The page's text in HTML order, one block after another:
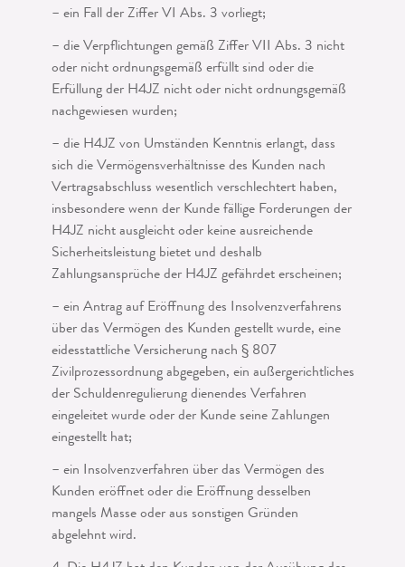
– ein Fall der Ziffer VI Abs. 3 vorliegt;
– die Verpflichtungen gemäß Ziffer VII Abs. 3 nicht
oder nicht ordnungsgemäß er­füllt sind oder die
Erfüllung der H4JZ nicht oder nicht ordnungsgemäß
nachgewie­sen wurden;
– die H4JZ von Umständen Kenntnis erlangt, dass
sich die Vermögensverhältnisse des Kunden nach
Vertragsabschluss wesentlich verschlechtert haben,
insbesondere wenn der Kunde fällige Forderungen der
H4JZ nicht ausgleicht oder keine ausrei­chende
Sicherheitsleistung bietet und deshalb
Zahlungsansprüche der H4JZ gefähr­det erscheinen;
– ein Antrag auf Eröffnung des Insolvenzverfahrens
über das Vermögen des Kunden gestellt wurde, eine
eidesstattliche Versicherung nach § 807
Zivilprozessordnung abgegeben, ein außergerichtliches
der Schuldenregulierung dienendes Verfahren
eingeleitet wurde oder der Kunde seine Zahlungen
eingestellt hat;
– ein Insolvenzverfahren über das Vermögen des
Kunden eröffnet oder die Eröffnung desselben
mangels Masse oder aus sonstigen Gründen
abgelehnt wird.